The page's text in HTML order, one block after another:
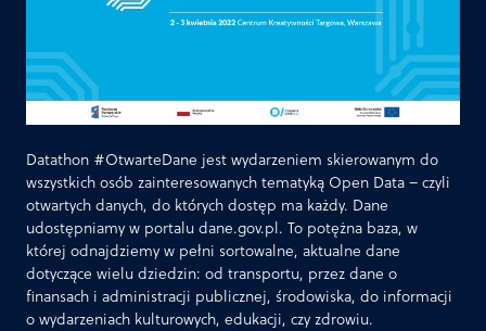
Datathon #OtwarteDane jest wydarzeniem skierowanym do
wszystkich osób zainteresowanych tematyką Open Data – czyli
otwartych danych, do których dostęp ma każdy. Dane
udostępniamy w portalu dane.gov.pl. To potężna baza, w
której odnajdziemy w pełni sortowalne, aktualne dane
dotyczące wielu dziedzin: od transportu, przez dane o
finansach i administracji publicznej, środowiska, do informacji
o wydarzeniach kulturowych, edukacji, czy zdrowiu.